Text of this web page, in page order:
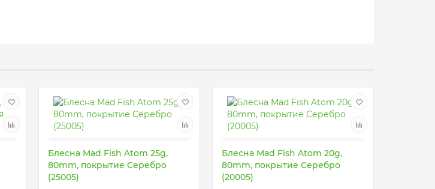
Блесна Mad Fish Atom 25g,
80mm, покрытие Серебро
(25005)
Блесна Mad Fish Atom 20g,
80mm, покрытие Серебро
(20005)